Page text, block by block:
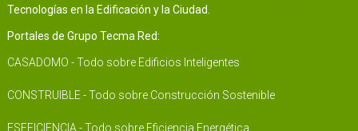
Tecnologías en la Edificación y la Ciudad.
Portales de Grupo Tecma Red:
CASADOMO - Todo sobre Edificios Inteligentes
CONSTRUIBLE - Todo sobre Construcción Sostenible
ESEFICIENCIA - Todo sobre Eficiencia Energética